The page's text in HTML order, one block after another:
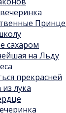
сахаром
на Льду
прекрасней
лука